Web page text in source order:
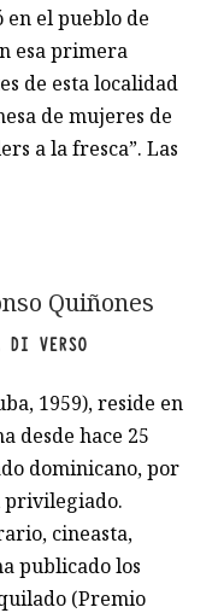
el pueblo de
esa primera
de esta localidad
de mujeres de
a la fresca”. Las
Quiñones
DI VERSO
1959), reside en
desde hace 25
dominicano, por
privilegiado.
cineasta,
publicado los
(Premio